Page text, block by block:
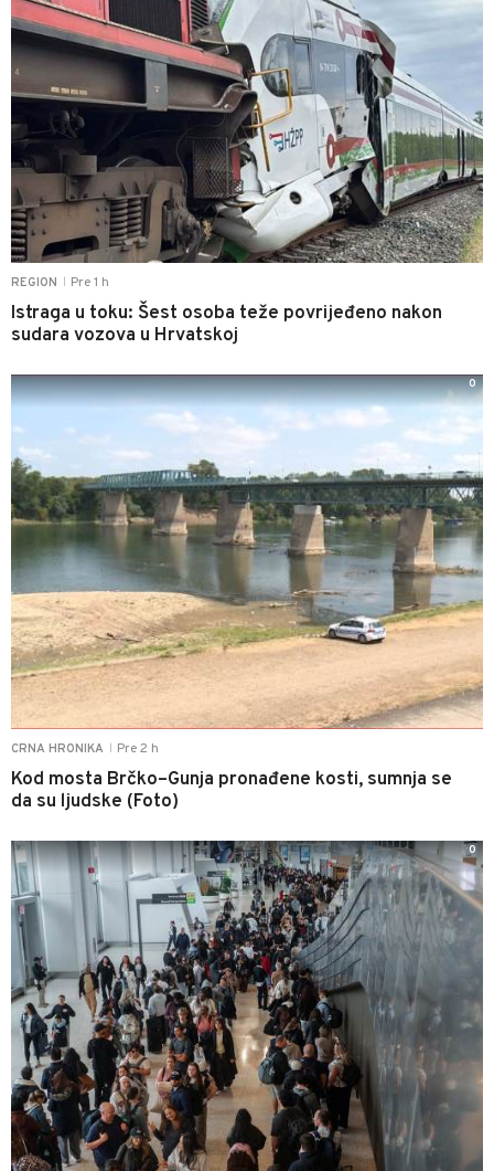
REGION Pre 1 h
Istraga u toku: Šest osoba teže povrijeđeno nakon
sudara vozova u Hrvatskoj
CRNA HRONIKA Pre 2 h
Kod mosta Brčko–Gunja pronađene kosti, sumnja se
da su ljudske (Foto)
0
0